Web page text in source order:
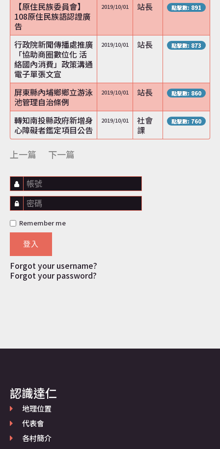
【原住民族委員會】
108原住民族語認證廣
告
2019/10/01 站長 點擊數: 891
行政院新聞傳播處推廣
「協助商圈數位化 活
絡國內消費」政策溝通
電子單張文宣
2019/10/01 站長 點擊數: 873
屏東縣內埔鄉鄉立游泳
池管理自治條例
2019/10/01 站長 點擊數: 860
轉知南投縣政府新增身
心障礙者鑑定項目公告
2019/10/01
社會
課
點擊數: 760
上一篇 下一篇
帳號
密碼
Remember me
登入
Forgot your username?
Forgot your password?
認識達仁
地理位置
代表會
各村簡介